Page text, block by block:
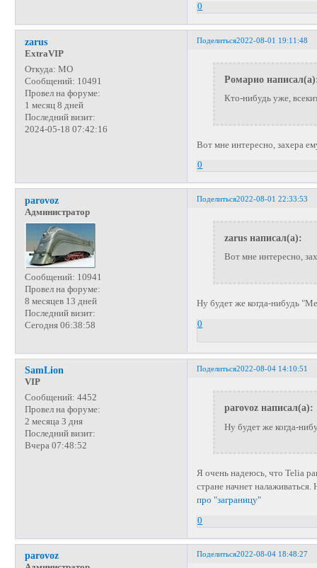
0
Поделиться2022-08-01 19:11:48
zarus
ExtraVIP
Откуда: МО
Сообщений: 10491
Провел на форуме:
1 месяц 8 дней
Последний визит:
2024-05-18 07:42:16
Ромарио
Кто-нибудь уже,
Вот мне интересно, захера
0
Поделиться2022-08-01 22:33:53
parovoz
Администратор
Сообщений: 10941
Провел на форуме:
8 месяцев 13 дней
Последний визит:
Сегодня 06:38:58
zarus написал(а):
Вот мне интересно,
Ну будет же когда-нибудь
0
Поделиться2022-08-04 14:10:51
SamLion
VIP
Сообщений: 4452
Провел на форуме:
2 месяца 3 дня
Последний визит:
Вчера 07:48:52
parovoz написал(а):
Ну будет же когда-
Я очень надеюсь, что Telia
стране начнет
про "заграницу"
0
Поделиться2022-08-04 18:48:27
parovoz